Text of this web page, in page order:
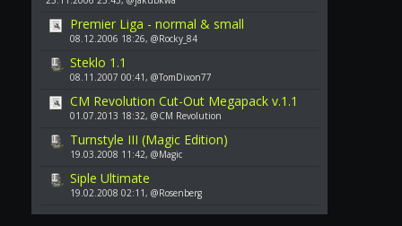
Premier Liga - normal & small
08.12.2006 18:26, @Rocky_84
Steklo 1.1
08.11.2007 00:41, @TomDixon77
CM Revolution Cut-Out Megapack v.1.1
01.07.2013 18:32, @CM Revolution
Turnstyle III (Magic Edition)
19.03.2008 11:42, @Magic
Siple Ultimate
19.02.2008 02:11, @Rosenberg